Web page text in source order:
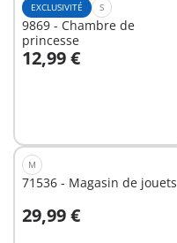
EXCLUSIVITÉ S
9869 - Chambre de
princesse
12,99 €
Au panier
M
71536 - Magasin de jouets
29,99 €
Au panier